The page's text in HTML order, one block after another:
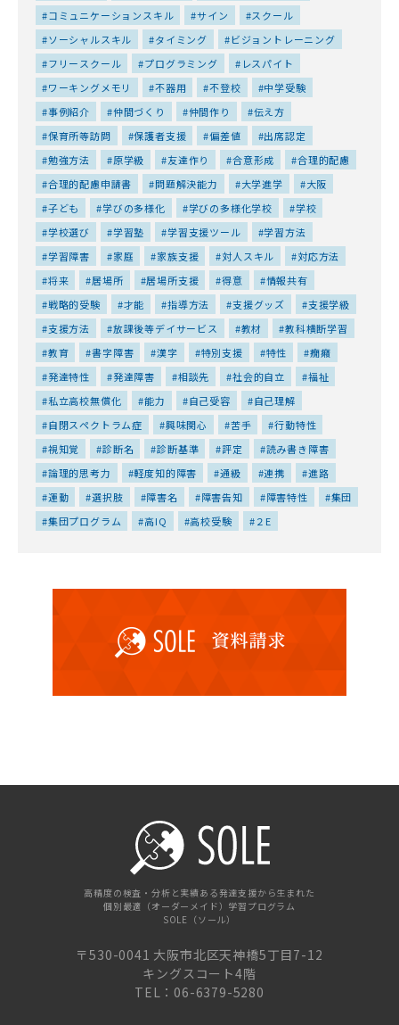
コミュニケーションスキル
サイン
スクール
ソーシャルスキル
タイミング
ビジョントレーニング
フリースクール
プログラミング
レスパイト
ワーキングメモリ
不器用 不登校
中学受験
事例紹介
仲間づくり 仲間作り
伝え方
保育所等訪問
保護者支援 偏差値
出席認定
勉強方法
原学級 友達作り 合意形成
合理的配慮
合理的配慮申請書
問題解決能力 大学進学
大阪
子ども
学びの多様化 学びの多様化学校
学校
学校選び
学習塾 学習支援ツール
学習方法
学習障害
家庭 家族支援 対人スキル
対応方法
将来
居場所 居場所支援 得意
情報共有
戦略的受験
才能 指導方法 支援グッズ
支援学級
支援方法
放課後等デイサービス 教材
教科横断学習
教育
書字障害 漢字 特別支援 特性
癇癪
発達特性
発達障害 相談先 社会的自立
福祉
私立高校無償化
能力 自己受容
自己理解
自閉スペクトラム症
興味関心 苦手
行動特性
視知覚
診断名 診断基準 評定
読み書き障害
論理的思考力
軽度知的障害 通級 連携
進路
運動
選択肢 障害名 障害告知 障害特性
集団
集団プログラム
高IQ 高校受験 ２E
高精度の検査・分析と実績ある発達支援から生まれた
個別最適（オーダーメイド）学習プログラム
SOLE（ソール）
〒530-0041 大阪市北区天神橋5丁目7-12
キングスコート4階
TEL：06-6379-5280